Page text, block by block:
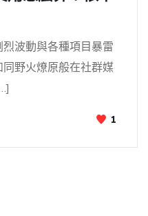
波動與各種項目暴雷
野火燎原般在社群媒
1